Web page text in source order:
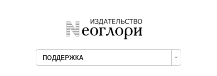
ПОДДЕРЖКА